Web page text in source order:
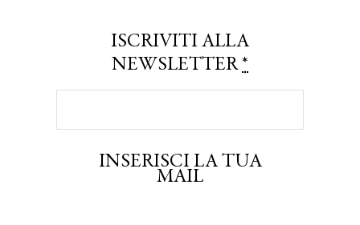
ISCRIVITI ALLA
NEWSLETTER*
INSERISCI LA TUA
MAIL